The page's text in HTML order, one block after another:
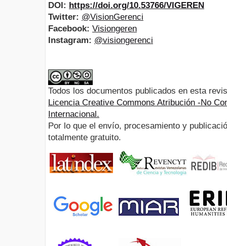
DOI: https://doi.org/10.53766/VIGEREN
Twitter: @VisionGerenci
Facebook: Visiongeren
Instagram: @visiongerenci
Todos los documentos publicados en esta
Licencia Creative Commons Atribución -No
Internacional.
Por lo que el envío, procesamiento y
totalmente gratuito.